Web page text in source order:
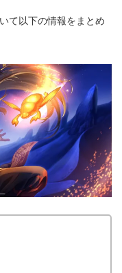
て以下の情報をまとめ